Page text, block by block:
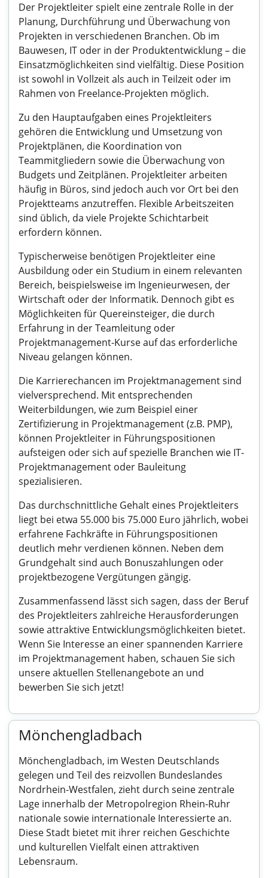
Der Projektleiter spielt eine zentrale Rolle in der
Planung, Durchführung und Überwachung von
Projekten in verschiedenen Branchen. Ob im
Bauwesen, IT oder in der Produktentwicklung – die
Einsatzmöglichkeiten sind vielfältig. Diese Position
ist sowohl in Vollzeit als auch in Teilzeit oder im
Rahmen von Freelance-Projekten möglich.
Zu den Hauptaufgaben eines Projektleiters
gehören die Entwicklung und Umsetzung von
Projektplänen, die Koordination von
Teammitgliedern sowie die Überwachung von
Budgets und Zeitplänen. Projektleiter arbeiten
häufig in Büros, sind jedoch auch vor Ort bei den
Projektteams anzutreffen. Flexible Arbeitszeiten
sind üblich, da viele Projekte Schichtarbeit
erfordern können.
Typischerweise benötigen Projektleiter eine
Ausbildung oder ein Studium in einem relevanten
Bereich, beispielsweise im Ingenieurwesen, der
Wirtschaft oder der Informatik. Dennoch gibt es
Möglichkeiten für Quereinsteiger, die durch
Erfahrung in der Teamleitung oder
Projektmanagement-Kurse auf das erforderliche
Niveau gelangen können.
Die Karrierechancen im Projektmanagement sind
vielversprechend. Mit entsprechenden
Weiterbildungen, wie zum Beispiel einer
Zertifizierung in Projektmanagement (z.B. PMP),
können Projektleiter in Führungspositionen
aufsteigen oder sich auf spezielle Branchen wie IT-
Projektmanagement oder Bauleitung
spezialisieren.
Das durchschnittliche Gehalt eines Projektleiters
liegt bei etwa 55.000 bis 75.000 Euro jährlich, wobei
erfahrene Fachkräfte in Führungspositionen
deutlich mehr verdienen können. Neben dem
Grundgehalt sind auch Bonuszahlungen oder
projektbezogene Vergütungen gängig.
Zusammenfassend lässt sich sagen, dass der Beruf
des Projektleiters zahlreiche Herausforderungen
sowie attraktive Entwicklungsmöglichkeiten bietet.
Wenn Sie Interesse an einer spannenden Karriere
im Projektmanagement haben, schauen Sie sich
unsere aktuellen Stellenangebote an und
bewerben Sie sich jetzt!
Mönchengladbach
Mönchengladbach, im Westen Deutschlands
gelegen und Teil des reizvollen Bundeslandes
Nordrhein-Westfalen, zieht durch seine zentrale
Lage innerhalb der Metropolregion Rhein-Ruhr
nationale sowie internationale Interessierte an.
Diese Stadt bietet mit ihrer reichen Geschichte
und kulturellen Vielfalt einen attraktiven
Lebensraum.